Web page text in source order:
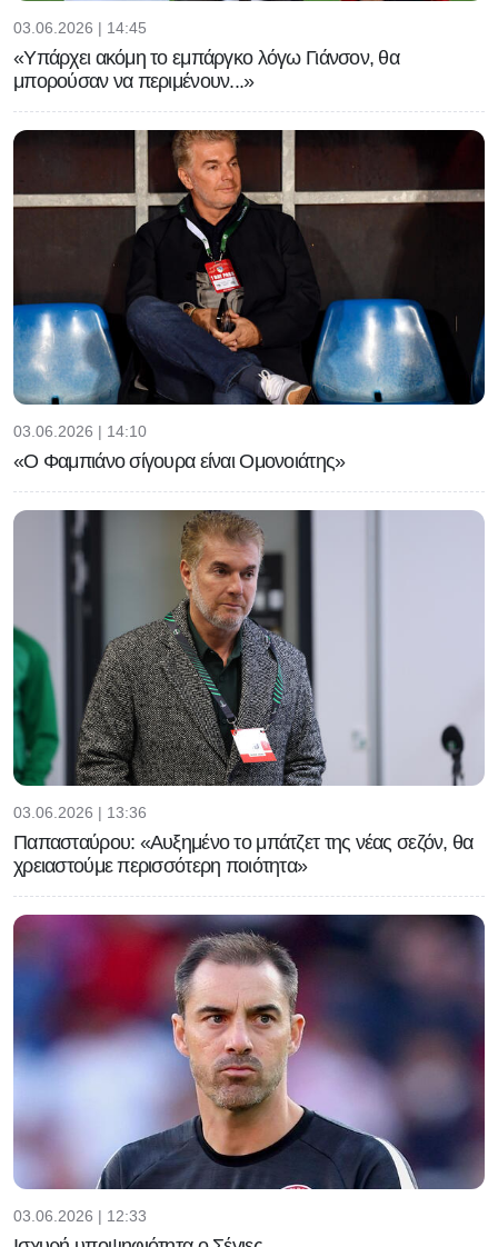
03.06.2026 | 14:45
«Υπάρχει ακόμη το εμπάργκο λόγω Γιάνσον, θα
μπορούσαν να περιμένουν...»
03.06.2026 | 14:10
«Ο Φαμπιάνο σίγουρα είναι Ομονοιάτης»
03.06.2026 | 13:36
Παπασταύρου: «Αυξημένο το μπάτζετ της νέας σεζόν, θα
χρειαστούμε περισσότερη ποιότητα»
03.06.2026 | 12:33